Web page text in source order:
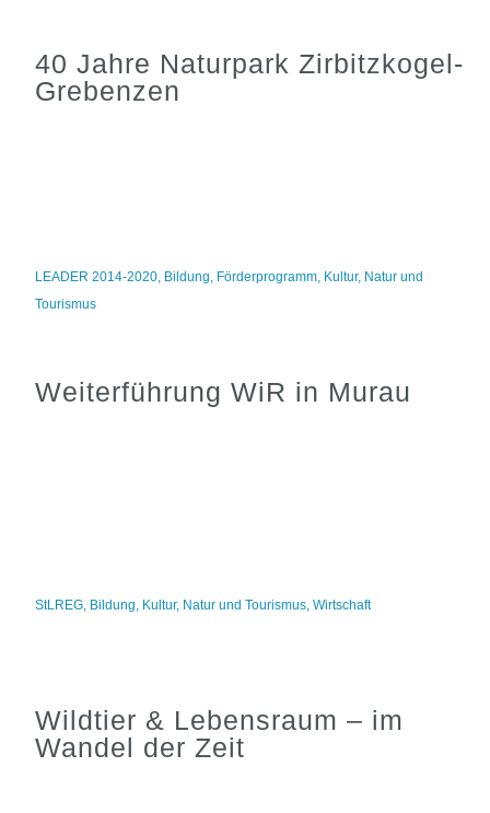
40 Jahre Naturpark Zirbitzkogel-
Grebenzen
LEADER 2014-2020, Bildung, Förderprogramm, Kultur, Natur und
Tourismus
Weiterführung WiR in Murau
StLREG, Bildung, Kultur, Natur und Tourismus,Wirtschaft
Wildtier & Lebensraum – im
Wandel der Zeit